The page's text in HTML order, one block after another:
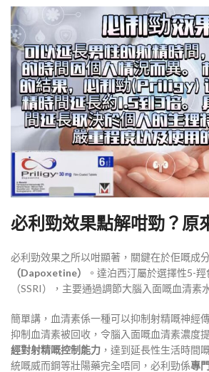
必利勁效果點解咁勁？原
必利勁效果之所以咁顯著，關鍵在於佢嘅成
（Dapoxetine）
。達泊西汀屬於選擇性5-
（SSRI），主要通過調節大腦入面嘅血清素
簡單講，血清素係一種可以抑制射精嘅神經
抑制血清素被回收，令腦入面嘅血清素濃度
經對射精嘅控制能力 ，達到延長性生活時間
統嘅威而鋼等壯陽藥完全唔同，必利勁係專